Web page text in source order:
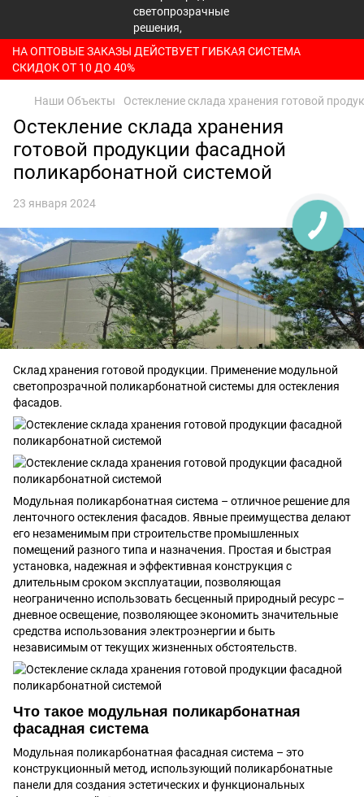
НА ОПТОВЫЕ ЗАКАЗЫ ДЕЙСТВУЕТ ГИБКАЯ СИСТЕМА
СКИДОК ОТ 10 ДО 40%
Наши Объекты Остекление склада хранения готовой
Остекление склада хранения
готовой продукции фасадной
поликарбонатной системой
23 января 2024
Склад хранения готовой продукции. Применение модульной
светопрозрачной поликарбонатной системы для остекления
фасадов.
Модульная поликарбонатная система – отличное решение для
ленточного остекления фасадов. Явные преимущества делают
его незаменимым при строительстве промышленных
помещений разного типа и назначения. Простая и быстрая
установка, надежная и эффективная конструкция с
длительным сроком эксплуатации, позволяющая
неограниченно использовать бесценный природный ресурс –
дневное освещение, позволяющее экономить значительные
средства использования электроэнергии и быть
независимым от текущих жизненных обстоятельств.
Что такое модульная поликарбонатная
фасадная система
Модульная поликарбонатная фасадная система – это
конструкционный метод, использующий поликарбонатные
панели для создания эстетических и функциональных